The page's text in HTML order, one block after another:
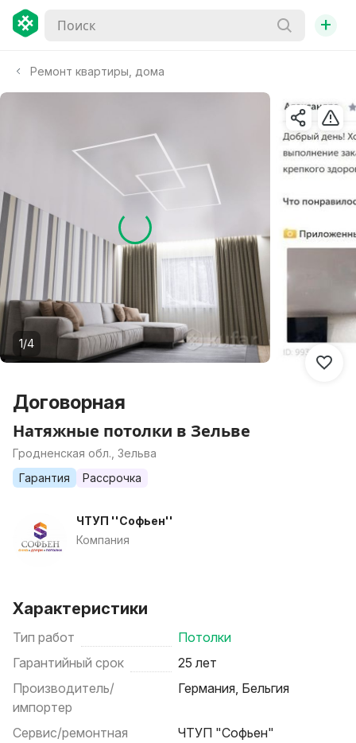
+
Ремонт квартиры, дома
1/4
Договорная
Натяжные потолки в Зельве
Гродненская обл., Зельва
Гарантия
Рассрочка
ЧТУП ''Софьен''
Компания
Характеристики
Тип работ
Потолки
Гарантийный срок
25 лет
Производитель/
импортер
Германия, Бельгия
Сервис/ремонтная
ЧТУП "Софьен"